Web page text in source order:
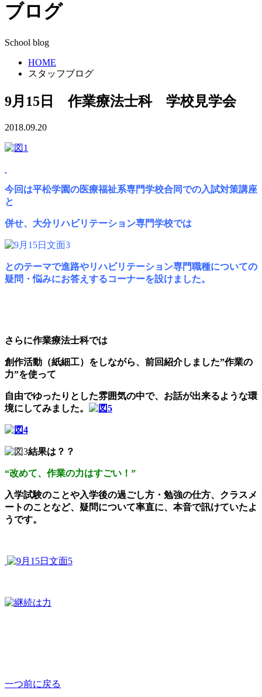
ブログ
School blog
HOME
スタッフブログ
9月15日 作業療法士科 学校見学会
2018.09.20
今回は平松学園の医療福祉系専門学校合同での入試対策講座
と
併せ、 大分リハビリ テーション専門学校では
とのテーマで進路やリハビリテーション専門職種についての
疑問・悩みにお答えするコーナーを設けました。
さらに作業療法士科では
創作活動（紙細工）をしながら、前回紹介しました”作業の
力”を使って
自由でゆったりとした雰囲気の中で、お話が出来るような環
境にしてみました。
結果は？？
“改めて、作業の力はすごい！”
入学試験のことや入学後の過ごし方・勉強の仕方、クラスメ
ートのことなど、疑問について率直に、本音で訊けていたよ
うです。
一つ前に戻る